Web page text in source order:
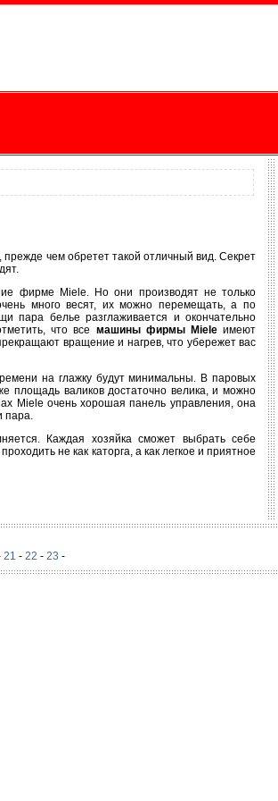
чем обретет такой отличный вид. Секрет
фирме Miele. Но они производят не только
много весят, их можно перемещать, а по
пара белье разглаживается и окончательно
что все машины фирмы Mieleимеют
вращение и нагрев, что убережет вас
на глажку будут минимальны. В паровых
площадь валиков достаточно велика, и можно
Miele очень хорошая панель управления, она
пара.
Каждая хозяйка сможет выбрать себе
не как каторга, а как легкое и приятное
21 - 22 - 23 -